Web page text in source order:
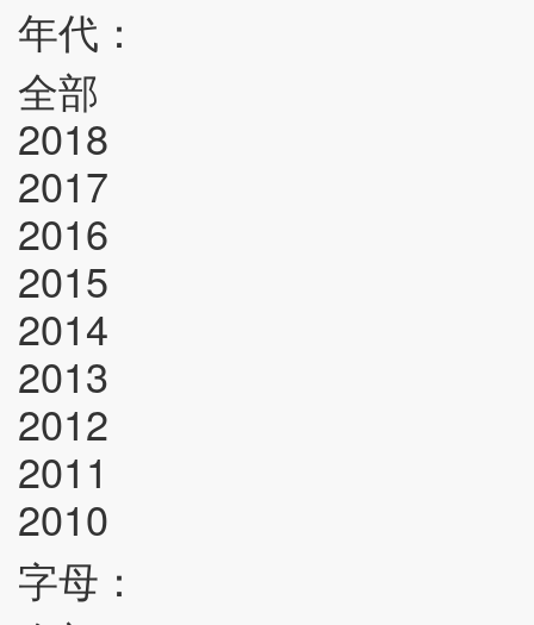
年代：
全部
2018
2017
2016
2015
2014
2013
2012
2011
2010
字母：